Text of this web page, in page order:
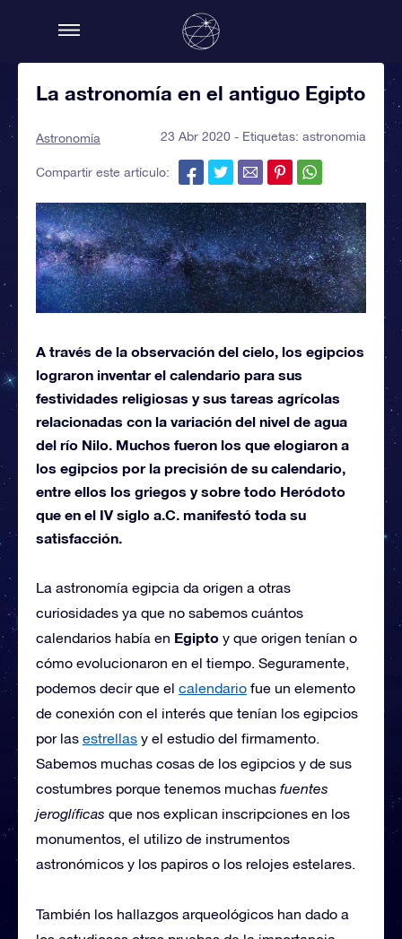
La astronomía en el antiguo Egipto
Astronomía 23 Abr 2020 - Etiquetas: astronomia
Compartir este artículo:
A través de la observación del cielo, los egipcios
lograron inventar el calendario para sus
festividades religiosas y sus tareas agrícolas
relacionadas con la variación del nivel de agua
del río Nilo. Muchos fueron los que elogiaron a
los egipcios por la precisión de su calendario,
entre ellos los griegos y sobre todo Heródoto
que en el IV siglo a.C. manifestó toda su
satisfacción.
La astronomía egipcia da origen a otras
curiosidades ya que no sabemos cuántos
calendarios había en Egipto y que origen tenían o
cómo evolucionaron en el tiempo. Seguramente,
podemos decir que el calendario fue un elemento
de conexión con el interés que tenían los egipcios
por las estrellas y el estudio del firmamento.
Sabemos muchas cosas de los egipcios y de sus
costumbres porque tenemos muchas fuentes
jeroglíficas que nos explican inscripciones en los
monumentos, el utilizo de instrumentos
astronómicos y los papiros o los relojes estelares.
También los hallazgos arqueológicos han dado a